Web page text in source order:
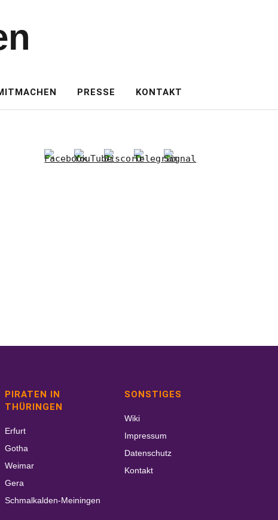
PRESSE KONTAKT
PIRATEN IN
THÜRINGEN
Erfurt
Gotha
Weimar
Gera
Schmalkalden-Meiningen
SONSTIGES
Wiki
Impressum
Datenschutz
Kontakt